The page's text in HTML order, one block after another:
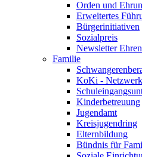
Orden und
Erweitertes
Bürgerinitiativen
Sozialpreis
Newsletter
Familie
KoKi -
Kinderbetreuung
Jugendamt
Kreisjugendring
Elternbildung
Bündnis für